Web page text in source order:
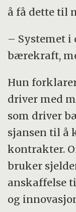
å få dette til
– Systemet i
bærekraft,
Hun
driver med
som driver
sjansen til å
kontrakter.
bruker
anskaffelse
og